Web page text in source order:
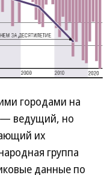
городами на
— ведущий, но
их
группа
данные по